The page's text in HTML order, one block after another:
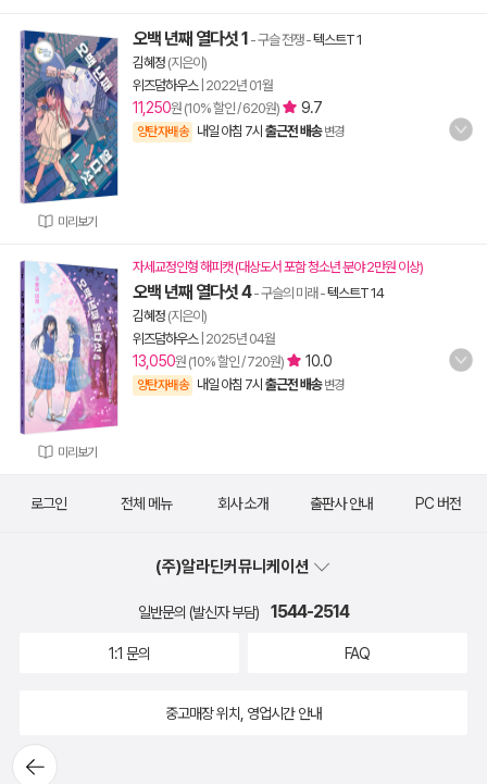
미리보기
오백 년째 열다섯 1 - 구슬 전쟁-텍스트T 1
김혜정 (지은이)
위즈덤하우스| 2022년 01월
11,250원 (10% 할인 / 620원) 9.7
양탄자배송 내일 아침 7시 출근전 배송 변경
미리보기
자세교정인형 해피캣 (대상도서 포함 청소년 분야 2만원 이상)
오백 년째 열다섯 4- 구슬의 미래 -텍스트T 14
김혜정 (지은이)
위즈덤하우스| 2025년 04월
13,050원 (10% 할인 / 720원) 10.0
양탄자배송 내일 아침 7시 출근전 배송 변경
뒤로가
로그인 전체 메뉴 회사 소개 출판사 안내 PC 버전
(주)알라딘커뮤니케이션
일반문의 (발신자 부담) 1544-2514
1:1 문의 FAQ
중고매장 위치, 영업시간 안내